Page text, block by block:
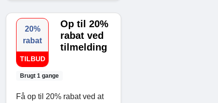
20%
rabat
TILBUD
Brugt 1 gange
Op til 20%
rabat ved
tilmelding
Få op til 20% rabat ved at